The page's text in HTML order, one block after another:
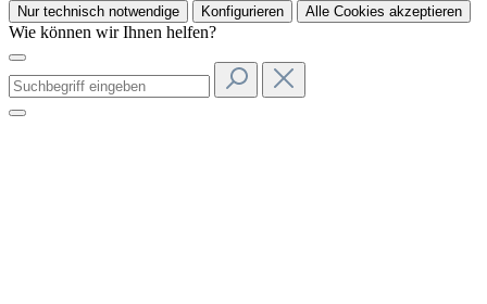
Nur technisch notwendige Konfigurieren Alle Cookies akzeptieren
Wie können wir Ihnen helfen?